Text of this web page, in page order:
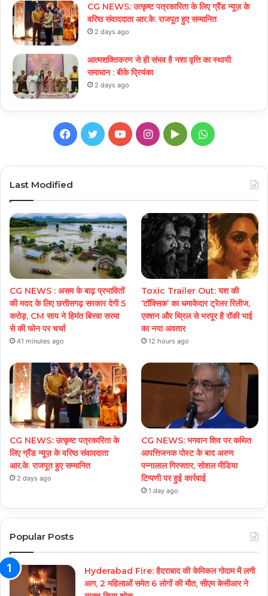
CG NEWS: उत्कृष्ट पत्रकारिता के लिए ग्रैंड न्यूज़ के
वरिष्ठ संवाददाता आर.के. राजपूत हुए सम्मानित
2 days ago
आत्मशक्तिकरण से ही संभव है नशा वृत्ति का स्थायी
समाधान : बीके प्रियंका
2 days ago
Facebook
TwitterYouTubeInstagram
GoogleWhatsApp
Last Modified
CG NEWS : असम के बाढ़ प्रभावितों
की मदद के लिए छत्तीसगढ़ सरकार देगी 5
करोड़, CM साय ने हिमंत बिस्वा सरमा
से की फोन पर चर्चा
41 minutes ago
Toxic Trailer Out: यश की
‘टॉक्सिक’ का धमाकेदार ट्रेलर रिलीज,
एक्शन और थ्रिल से भरपूर है रॉकी भाई
का नया अवतार
12 hours ago
CG NEWS: उत्कृष्ट पत्रकारिता के
लिए ग्रैंड न्यूज़ के वरिष्ठ संवाददाता
आर.के. राजपूत हुए सम्मानित
2 days ago
CG NEWS: भगवान शिव पर कथित
आपत्तिजनक पोस्ट के बाद अरुण
पन्नालाल गिरफ्तार, सोशल मीडिया
टिप्पणी पर हुई कार्रवाई
1 day ago
Popular Posts
Hyderabad Fire: हैदराबाद की केमिकल गोदाम में लगी
आग, 2 महिलाओं समेत 6 लोगों की मौत, सीएम केसीआर ने